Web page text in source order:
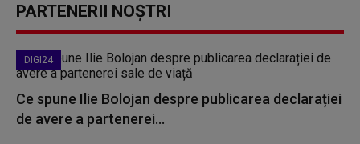
PARTENERII NOȘTRI
DIGI24
Ce spune Ilie Bolojan despre publicarea declarației
de avere a partenerei...